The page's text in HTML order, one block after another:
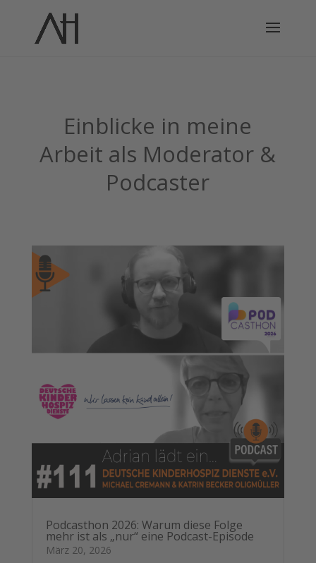
Einblicke in meine
Arbeit als Moderator &
Podcaster
Podcasthon 2026: Warum diese Folge
mehr ist als „nur“ eine Podcast-Episode
März 20, 2026